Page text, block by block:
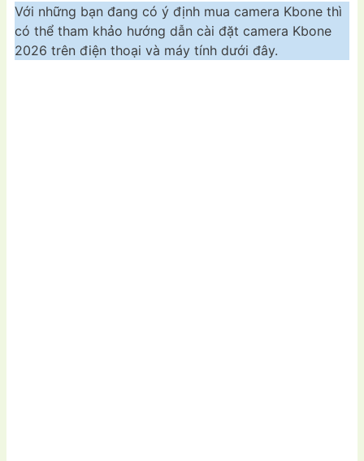
Với những bạn đang có ý định mua camera Kbone thì
có thể tham khảo hướng dẫn cài đặt camera Kbone
2026 trên điện thoại và máy tính dưới đây.